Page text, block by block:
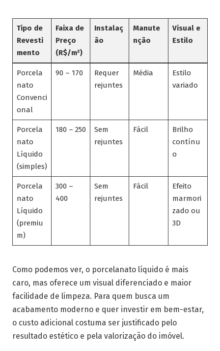
Tipo de
Revesti
mento
Faixa de
Preço
(R$/m²)
Instalaç
ão
Manute
nção
Visual e
Estilo
Porcela
nato
Convenci
onal
90 – 170
Requer
rejuntes
Média
Estilo
variado
Porcela
nato
Líquido
(simples)
180 – 250
Sem
rejuntes
Fácil
Brilho
contínu
o
Porcela
nato
Líquido
(premiu
m)
300 –
400
Sem
rejuntes
Fácil
Efeito
marmori
zado ou
3D
Como podemos ver, o porcelanato líquido é mais
caro, mas oferece um visual diferenciado e maior
facilidade de limpeza. Para quem busca um
acabamento moderno e quer investir em bem-estar,
o custo adicional costuma ser justificado pelo
resultado estético e pela valorização do imóvel.